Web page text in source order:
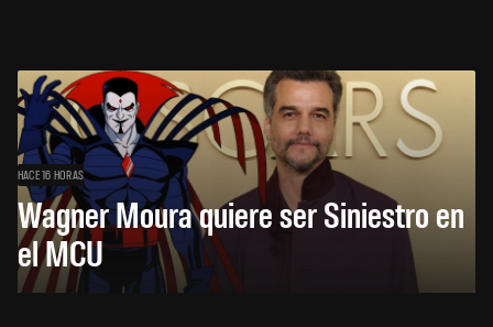
HACE 16 HORAS
Wagner Moura quiere ser Siniestro en
el MCU